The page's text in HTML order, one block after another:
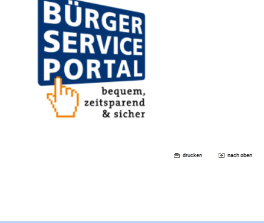
drucken nach oben